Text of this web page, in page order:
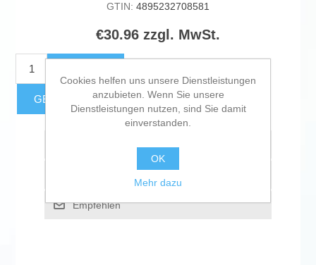
GTIN: 4895232708581
€30.96 zzgl. MwSt.
GESCHÄTZTE FRACHTKOSTEN
Zur Wunschliste zugefügt
Empfehlen
Cookies helfen uns unsere Dienstleistungen
anzubieten. Wenn Sie unsere
Dienstleistungen nutzen, sind Sie damit
einverstanden.
OK
Mehr dazu